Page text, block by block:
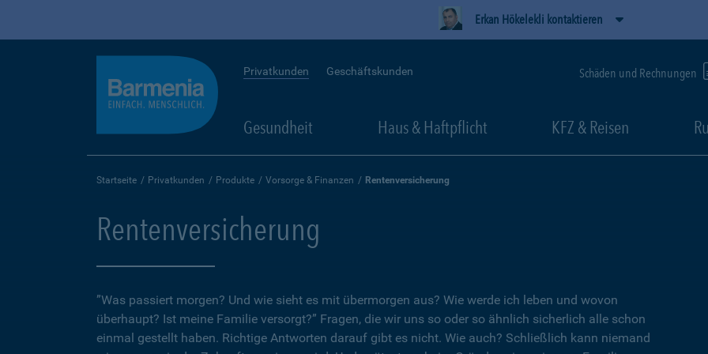
Erkan Hökelekli kontaktieren
Privatkunden Geschäftskunden Schäden und Rechnungen
Gesundheit Haus & Haftpflicht KFZ & Reisen
Startseite Privatkunden Produkte Vorsorge & Finanzen Rentenversicherung
Rentenversicherung
”Was passiert morgen? Und wie sieht es mit übermorgen aus? Wie werde ich leben und wovon
überhaupt? Ist meine Familie versorgt?” Fragen, die wir uns so oder so ähnlich sicherlich alle schon
einmal gestellt haben. Richtige Antworten darauf gibt es nicht. Wie auch? Schließlich kann niemand